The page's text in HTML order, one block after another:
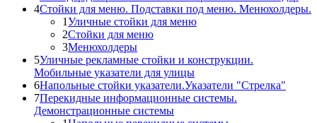
4Стойки для меню. Подставки под меню. Менюхолдеры.
1Уличные стойки для меню
2Стойки для меню
3Менюхолдеры
5Уличные рекламные стойки и конструкции.
Мобильные указатели для улицы
6Напольные стойки указатели.Указатели "Стрелка"
7Перекидные информационные системы.
Демонстрационные системы